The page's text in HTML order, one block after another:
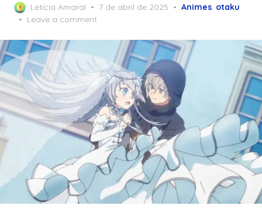
Leticia Amaral
Posted
7 de abril de 2025 Animes, otaku
Leave a comment